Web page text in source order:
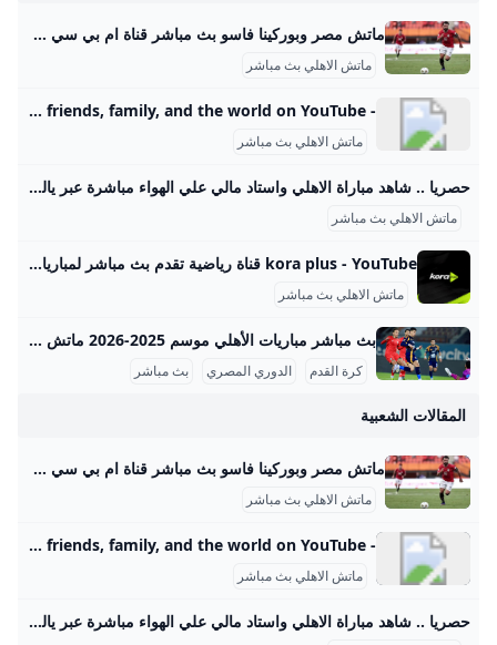
ماتش مصر وبوركينا فاسو بث مباشر قناة ام بي سي مصر 2 من الممكن مشاهدة مباراة بوركينا فاسو ضد مصر بث مباشر اليوم عبر قنوات SSC السعودية وقنوات أون سبورت المصرية وقناة MBC MASR 2، وأيضًا عن طريق البث المباشر ماتش مصر وبوركينا فاسو بث مباشر قناة ام بي سي مصر 2 Published 16 ساعة agoon 2025-09-09By تركيا اليوموتقام المباراة على ملعب 4 أغسطس بالعاصمة واجادوجو، حيث يسعى الفراعنة إلى تحقيق الفوز وخطف بطاقة التأهل المباشر إلى النهائيات قبل جولتين من نهاية التصفيات، إذ سيرفع الانتصار رصيد المنتخب إلى 22 نقطة تضمن له العبور دون انتظار بقية النتائج.
ماتش الاهلي بث مباشر
- YouTube Enjoy the videos and music you love, upload original content, and share it all with friends, family, and the world on YouTube.
ماتش الاهلي بث مباشر
حصريا .. شاهد مباراة الاهلي واستاد مالي علي الهواء مباشرة عبر ياللاكورة يلاكورة اعضاء وزوار Yallakora.com الكرام، يسعد الموقع ان يبلغكم بأنه حصل بشكل حصري علي حقوق بث ونقل لقائي الاهلي والزمالك في دوري ابطال افريقيا علي الهواء مباشرة. مباريات الغد 06:11 م 14/05/2012 حصريا .. شاهد مباراة الاهلي واستاد مالي علي الهواء مباشرة عبر ياللاكورة تابعنا على كتب - فريق عمل ياللاكورة:اعضاء وزوار Yallakora.com الكرام، يسعد الموقع ان يبلغكم بأنه حصل بشكل حصري علي حقوق بث ونقل لقاء الأهلي واستاد مالي في دوري ابطال افريقيا علي الهواء مباشرة.
ماتش الاهلي بث مباشر
kora plus - YouTube قناة رياضية تقدم بث مباشر لمباريات الدوري وكأس مصر.. ومتابعة الأخبار الحصرية.. وبرامج متنوعة
ماتش الاهلي بث مباشر
بث مباشر مباريات الأهلي موسم 2025-2026 ماتش الأهلي بث مباشر هو حدث رياضي أساسي لعشاق كرة القدم في مصر والوطن العربي، حيث يحظى الفريق الجماهيري الكبير بتغطية إعلامية واهتمام واسع، خصوصًا في موسم 2025-2026 من الدوري المصري الممتاز. تتسم مباريات الأهلي هذا الموسم بالتنافسية والجدية بعد بداية متذبذبة كما يظهر من وضعيته الحالية في جدول الترتيب، حيث يسعى الفريق لاستعادة مستواه المتميز. مواعيد مباريات الأهلي تفصيليًا وفقًا لجدول مباريات الأهلي المعتمد من رابطة الأندية المصرية المحترفة، كان آخر لقاء جماهيري للأهلي في الدوري يوم 14 سبتمبر 2025 ضد إنبي على ملعب المقاولون العرب، في مباراة أقيمت ضمن الجولة السادسة.
كرة القدم الدوري المصري بث مباشر
المقالات الشعبية
ماتش مصر وبوركينا فاسو بث مباشر قناة ام بي سي مصر 2 من الممكن مشاهدة مباراة بوركينا فاسو ضد مصر بث مباشر اليوم عبر قنوات SSC السعودية وقنوات أون سبورت المصرية وقناة MBC MASR 2، وأيضًا عن طريق البث المباشر ماتش مصر وبوركينا فاسو بث مباشر قناة ام بي سي مصر 2 Published 16 ساعة agoon 2025-09-09By تركيا اليوموتقام المباراة على ملعب 4 أغسطس بالعاصمة واجادوجو، حيث يسعى الفراعنة إلى تحقيق الفوز وخطف بطاقة التأهل المباشر إلى النهائيات قبل جولتين من نهاية التصفيات، إذ سيرفع الانتصار رصيد المنتخب إلى 22 نقطة تضمن له العبور دون انتظار بقية النتائج.
ماتش الاهلي بث مباشر
- YouTube Enjoy the videos and music you love, upload original content, and share it all with friends, family, and the world on YouTube.
ماتش الاهلي بث مباشر
حصريا .. شاهد مباراة الاهلي واستاد مالي علي الهواء مباشرة عبر ياللاكورة يلاكورة اعضاء وزوار Yallakora.com الكرام، يسعد الموقع ان يبلغكم بأنه حصل بشكل حصري علي حقوق بث ونقل لقائي الاهلي والزمالك في دوري ابطال افريقيا علي الهواء مباشرة. مباريات الغد 06:11 م 14/05/2012 حصريا .. شاهد مباراة الاهلي واستاد مالي علي الهواء مباشرة عبر ياللاكورة تابعنا على كتب - فريق عمل ياللاكورة:اعضاء وزوار Yallakora.com الكرام، يسعد الموقع ان يبلغكم بأنه حصل بشكل حصري علي حقوق بث ونقل لقاء الأهلي واستاد مالي في دوري ابطال افريقيا علي الهواء مباشرة.